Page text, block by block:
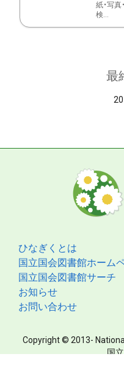
紙・写真
検...
最
ひなぎくとは
国立国会図書館ホーム
国立国会図書館サーチ
お知らせ
お問い合わせ
Copyright © 2013-